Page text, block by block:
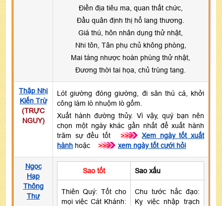
Điền địa tiêu ma, quan thất chức,
Đầu quân định thị hổ lang thương.
Giá thú, hôn nhân dụng thử nhật,
Nhi tôn, Tân phụ chủ không phòng,
Mai táng nhược hoàn phùng thử nhật,
Đương thời tai họa, chủ trùng tang.
Thập Nhị
Kiến Trừ
(TRỰC
NGUY)
Lót giường đóng giường, đi săn thú cá, khởi
công làm lò nhuộm lò gốm.
Xuất hành đường thủy. Vì vậy, quý bạn nên
chọn một ngày khác gần nhất để xuất hành
trăm sự đều tốt
>>>
Xem ngày tốt xuất
hành hoặc >>> xem ngày tốt cưới hỏi
Ngọc
Hạp
Thông
Thư
Sao tốt Sao xấu
Thiên Quý: Tốt cho
mọi việc Cát Khánh:
Chu tước hắc đạo:
Kỵ việc nhập trạch